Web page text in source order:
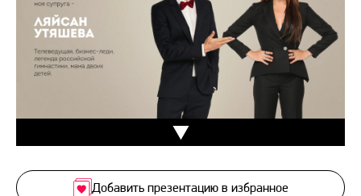
Добавить презентацию в избранное